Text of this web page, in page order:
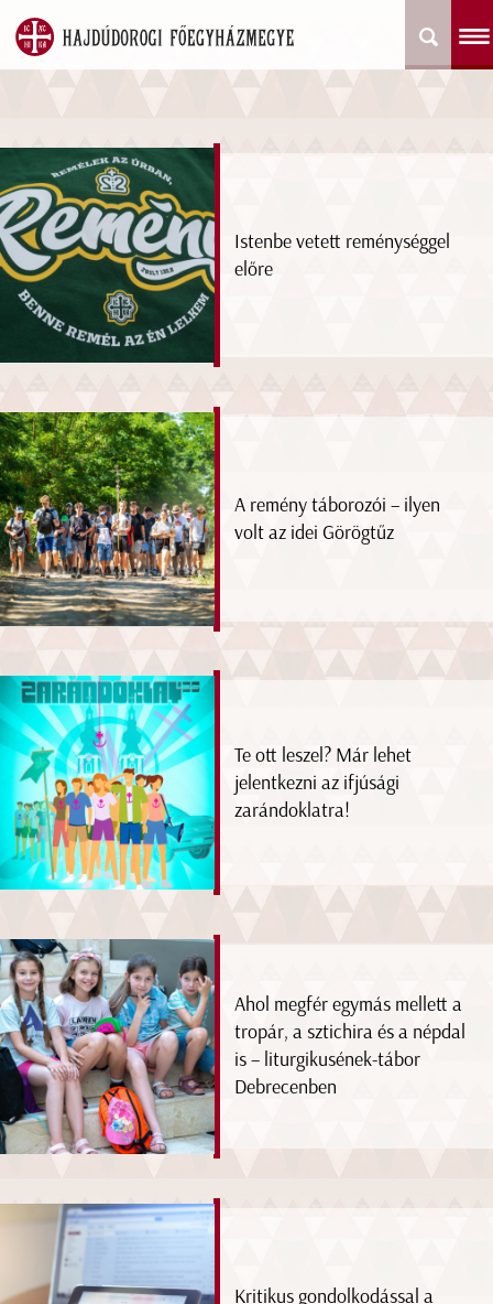
Istenbe vetett reménységgel
előre
A remény táborozói – ilyen
volt az idei Görögtűz
Te ott leszel? Már lehet
jelentkezni az ifjúsági
zarándoklatra!
Ahol megfér egymás mellett a
tropár, a sztichira és a népdal
is – liturgikusének-tábor
Debrecenben
Kritikus gondolkodással a